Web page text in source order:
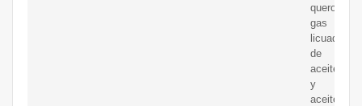
queroseno,
gas
licuado
de
aceite
y
aceite.